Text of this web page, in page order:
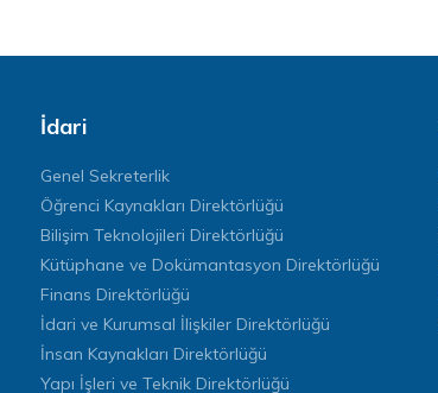
İdari
Genel Sekreterlik
Öğrenci Kaynakları Direktörlüğü
Bilişim Teknolojileri Direktörlüğü
Kütüphane ve Dokümantasyon Direktörlüğü
Finans Direktörlüğü
İdari ve Kurumsal İlişkiler Direktörlüğü
İnsan Kaynakları Direktörlüğü
Yapı İşleri ve Teknik Direktörlüğü